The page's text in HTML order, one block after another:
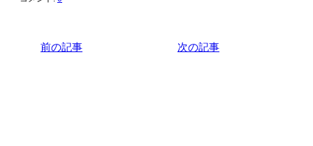
前の記事 次の記事